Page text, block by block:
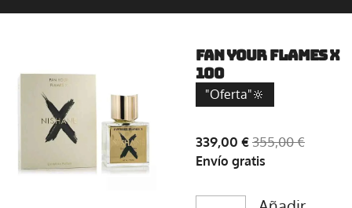
Fan Your Flames X
100
"Oferta"🔆
339,00 €355,00 €
Envío gratis